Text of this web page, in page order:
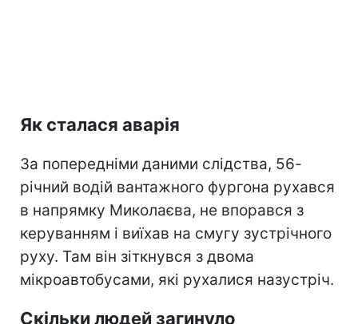
Як сталася аварія
За попередніми даними слідства, 56-
річний водій вантажного фургона рухався
в напрямку Миколаєва, не впорався з
керуванням і виїхав на смугу зустрічного
руху. Там він зіткнувся з двома
мікроавтобусами, які рухалися назустріч.
Скільки людей загинуло